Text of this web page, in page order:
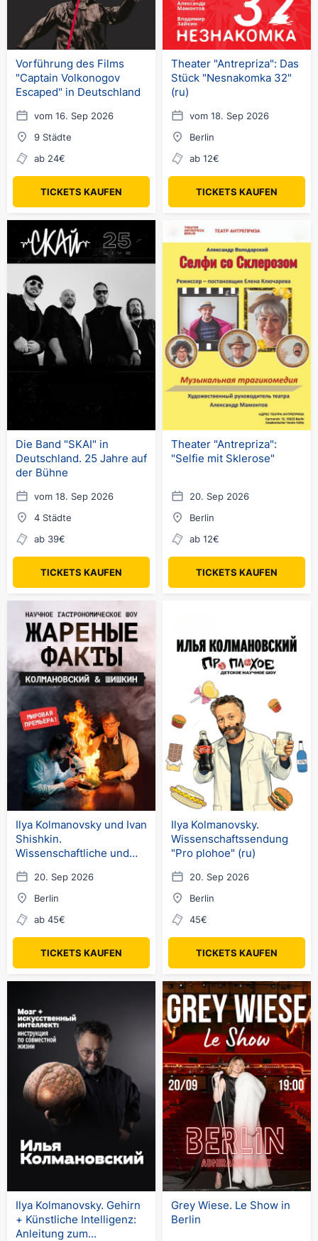
Vorführung des Films
"Captain Volkonogov
Escaped" in Deutschland
vom 16. Sep 2026
9 Städte
ab 24€
TICKETS KAUFEN
Theater "Antrepriza": Das
Stück "Nesnakomka 32"
(ru)
vom 18. Sep 2026
Berlin
ab 12€
TICKETS KAUFEN
Die Band "SKAI" in
Deutschland. 25 Jahre auf
der Bühne
vom 18. Sep 2026
4 Städte
ab 39€
TICKETS KAUFEN
Theater "Antrepriza":
"Selfie mit Sklerose"
20. Sep 2026
Berlin
ab 12€
TICKETS KAUFEN
Ilya Kolmanovsky und Ivan
Shishkin.
Wissenschaftliche und
"Gebratene Fakten"
20. Sep 2026
Berlin
ab 45€
TICKETS KAUFEN
Ilya Kolmanovsky.
Wissenschaftssendung
"Pro plohoe" (ru)
20. Sep 2026
Berlin
45€
TICKETS KAUFEN
Ilya Kolmanovsky. Gehirn
+ Künstliche Intelligenz:
Anleitung zum
Grey Wiese. Le Show in
Berlin